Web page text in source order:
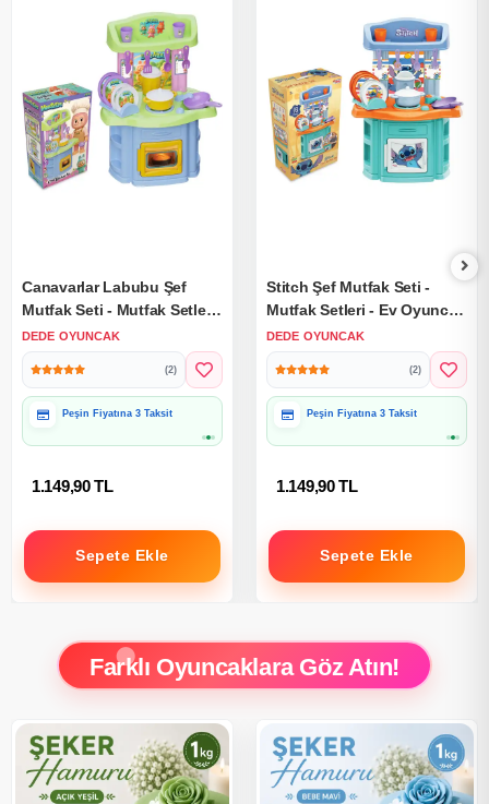
Canavarlar Labubu Şef
Mutfak Seti - Mutfak Setleri
- Ev Oyuncak Setleri -
Labubu Mutfak
DEDE OYUNCAK
(2)
Peşin Fiyatına 3 Taksit
1.149,90 TL
Sepete Ekle
Stitch Şef Mutfak Seti -
Mutfak Setleri - Ev Oyuncak
Setleri - Disney Stitch
Mutfak
DEDE OYUNCAK
(2)
Peşin Fiyatına 3 Taksit
1.149,90 TL
Sepete Ekle
Farklı Oyuncaklara Göz Atın!